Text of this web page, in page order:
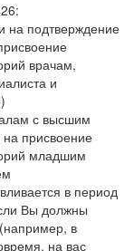
на подтверждение
врачам,
и
с высшим
присвоение
младшим
в период
Вы должны
в
на вас